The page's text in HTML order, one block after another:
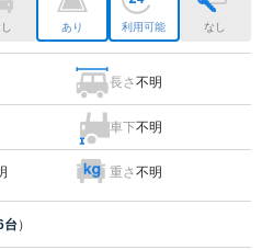
あり 利用可能 なし
長さ不明
車下不明
重さ不明
台）